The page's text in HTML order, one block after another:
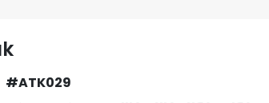
#ATK029